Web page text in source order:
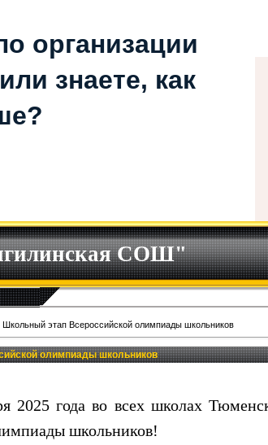
организации
знаете, как
СОШ"
Школьный этап Всероссийской олимпиады школьников
олимпиады школьников
2025 года во всех школах
школьников!